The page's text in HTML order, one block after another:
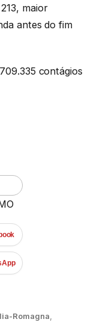
maior
antes do fim
contágios
Romagna